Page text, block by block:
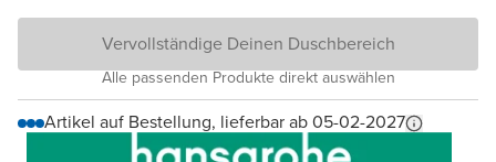
Vervollständige Deinen Duschbereich
Alle passenden Produkte direkt auswählen
Artikel auf Bestellung, lieferbar ab 05-02-2027